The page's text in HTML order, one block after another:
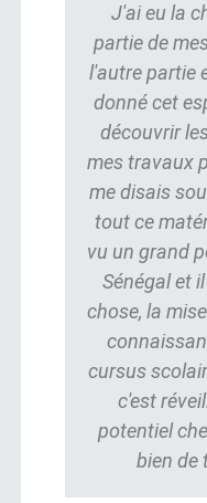
J'ai eu la
partie de
l'autre partie
donné cet
découvrir
mes travaux
me disais
tout ce
vu un grand
Sénégal et
chose, la
cursus
c'est
potentiel
bien de